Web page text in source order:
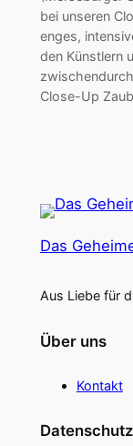
bei unseren
enges,
den Künstlern
Close-Up
Das
Aus Liebe für
Über uns
Kontakt
Datenschutz